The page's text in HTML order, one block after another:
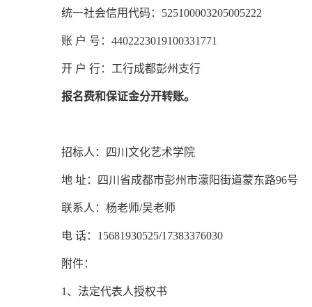
统一社会信用代码：525100003205005222
账 户 号：4402223019100331771
开 户 行：工行成都彭州支行
报名费和保证金分开转账。
招标人：四川文化艺术学院
地 址：四川省成都市彭州市濛阳街道蒙东路96号
联系人：杨老师/吴老师
电 话：15681930525/17383376030
附件：
1、法定代表人授权书